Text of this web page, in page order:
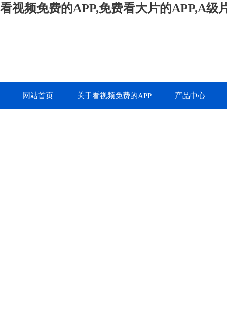
看视频免费的APP,免费看大片的APP,A级
网站首页 关于看视频免费的APP 产品中心